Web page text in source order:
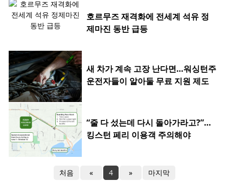
호르무즈 재격화에 전세계 석유 정
제마진 동반 급등
새 차가 계속 고장 난다면…워싱턴주
운전자들이 알아둘 무료 지원 제도
“줄 다 섰는데 다시 돌아가라고?”…
킹스턴 페리 이용객 주의해야
처음 « 4 » 마지막